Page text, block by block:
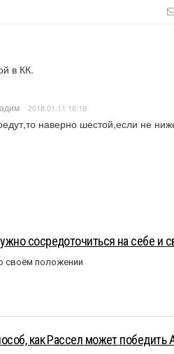
в КК.
2018.01.11 16:16
наверно шестой,если не
сосредоточиться на себе и
своём положении
как Рассел может победить